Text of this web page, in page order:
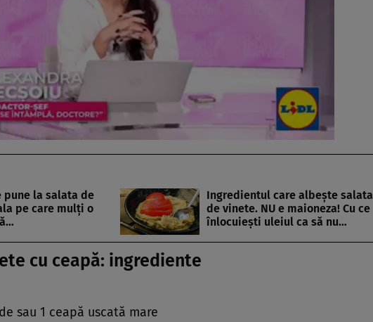
pune la salata de
pe care mulți o
Ingredientul care albește salata
de vinete. NU e maioneza! Cu ce
înlocuiești uleiul ca să nu…
cu ceapă: ingrediente
sau 1 ceapă uscată mare